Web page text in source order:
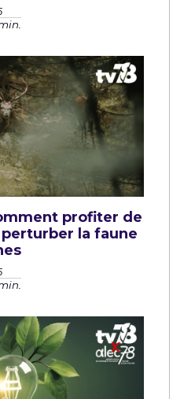
profiter de
perturber la faune